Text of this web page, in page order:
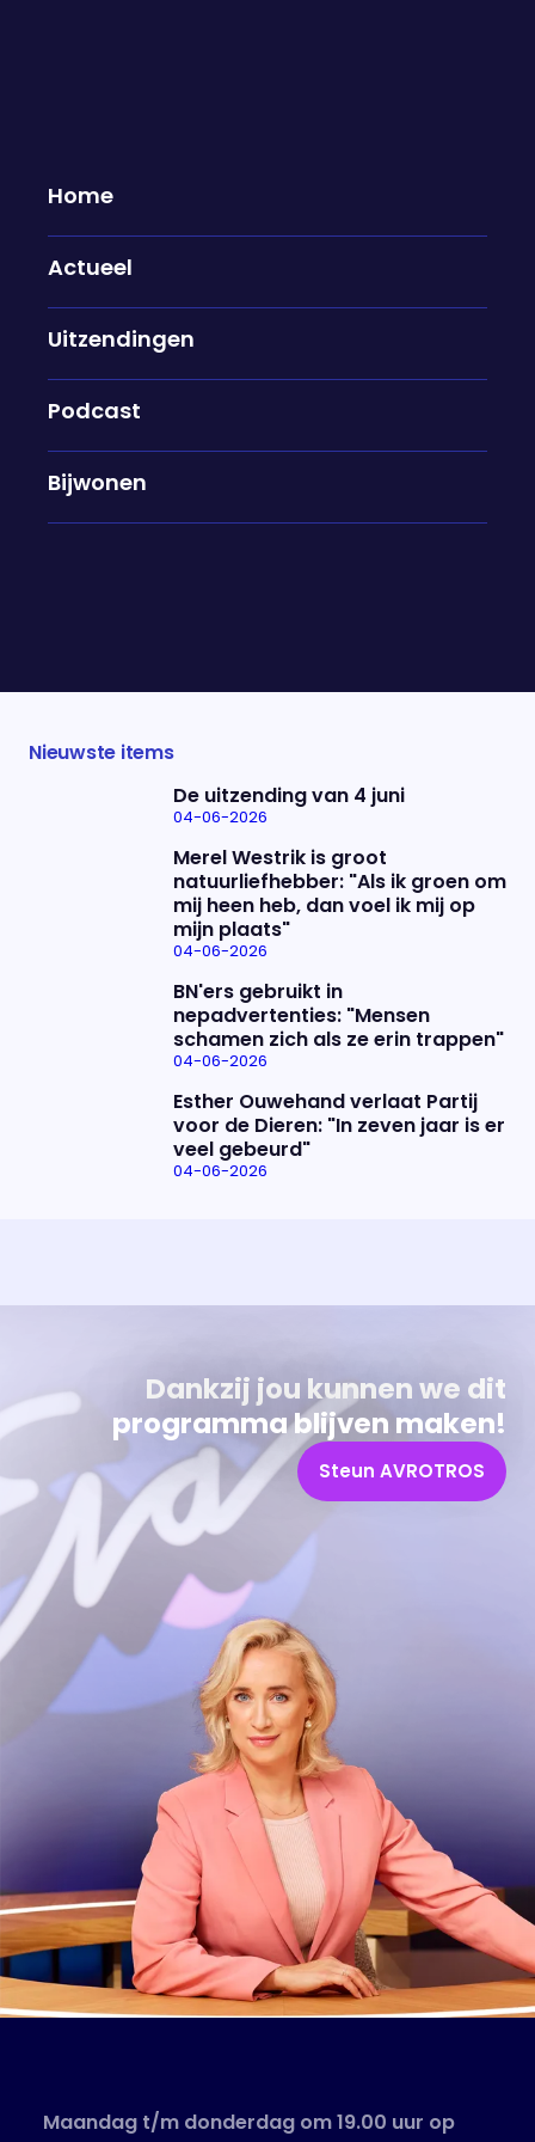
Home
Actueel
Uitzendingen
Podcast
Bijwonen
Mogelijk doden door illegale
handel drugs: "De website zat al
heel lang in het vizier van de
autoriteiten"
In de rechtbank in Zwolle vond vandaag een
voorbereidende zitting plaats tegen de twee
Nieuwste items
De uitzending van 4 juni
04-06-2026
Merel Westrik is groot
natuurliefhebber: "Als ik groen om
mij heen heb, dan voel ik mij op
mijn plaats"
04-06-2026
BN'ers gebruikt in
nepadvertenties: "Mensen
schamen zich als ze erin trappen"
04-06-2026
Esther Ouwehand verlaat Partij
voor de Dieren: "In zeven jaar is er
veel gebeurd"
04-06-2026
Dankzij jou kunnen we dit
programma blijven maken!
Steun AVROTROS
Maandag t/m donderdag om 19.00 uur op